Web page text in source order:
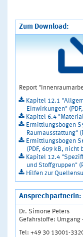
Zum Download:
Report
Kapitel 12.1
Einwirkungen"
Kapitel 6.4
Ermittlungsbogen
Raumausstattung"
Ermittlungsbogen
(PDF, 609 kB, nicht
Kapitel 12.4
und Stoffgruppen"
Hilfen zur
Ansprechpartnerin:
Dr. Simone Peters
Gefahrstoffe: Umgang
Tel: +49 30 13001-